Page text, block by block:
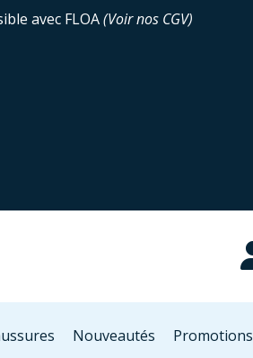
avec FLOA(Voir nos CGV)
Nouveautés Promotions